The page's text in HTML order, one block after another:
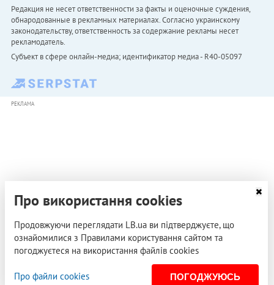
Редакция не несет ответственности за факты и оценочные суждения,
обнародованные в рекламных материалах. Согласно украинскому
законодательству, ответственность за содержание рекламы несет
рекламодатель.
Субъект в сфере онлайн-медиа; идентификатор медиа - R40-05097
РЕКЛАМА
Про використання cookies
Продовжуючи переглядати LB.ua ви підтверджуєте, що
ознайомилися з Правилами користування сайтом та
погоджуєтеся на використання файлів cookies
Про файли cookies ПОГОДЖУЮСЬ